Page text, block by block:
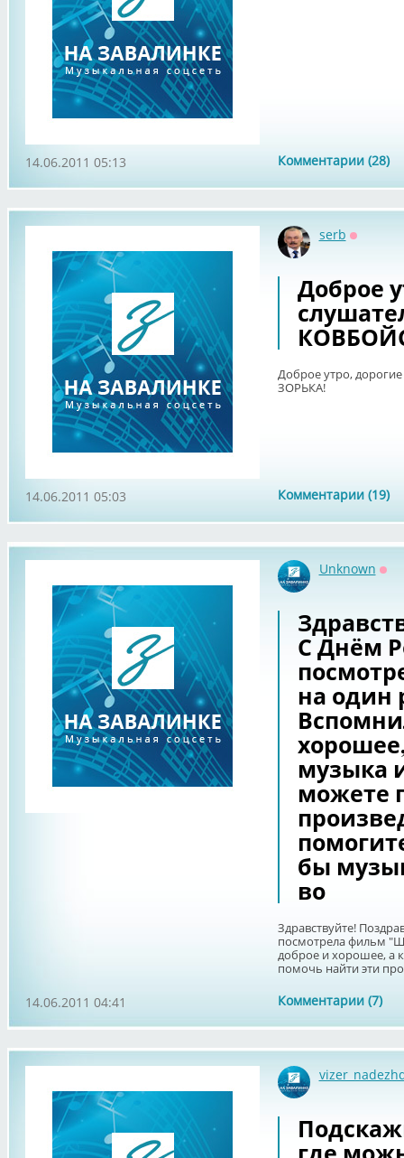
Комментарии (28)
14.06.2011 05:13
serb
Доброе
Доброе утро,
ЗОРЬКА!
Комментарии (19)
14.06.2011 05:03
Unknown
С Днём
на один
музыка
можете
бы
во
Здравствуйте!
посмотрела фильм
доброе и хорошее, а
помочь найти эти
Комментарии (7)
14.06.2011 04:41